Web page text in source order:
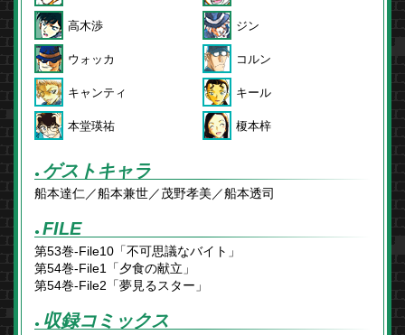
● FILE
第53巻-File10「不可思議なバイト」
第54巻-File1「夕食の献立」
第54巻-File2「夢見るスター」
高木渉 ジン
ウォッカ コルン
キャンティ キール
本堂瑛祐 榎本梓
● ゲストキャラ
船本達仁／船本兼世／茂野孝美／船本透司
● 収録コミックス